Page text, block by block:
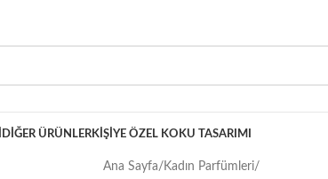
DIĞER ÜRÜNLERKIŞIYE ÖZEL KOKU TASARIMI
Ana Sayfa/ Kadın Parfümleri/